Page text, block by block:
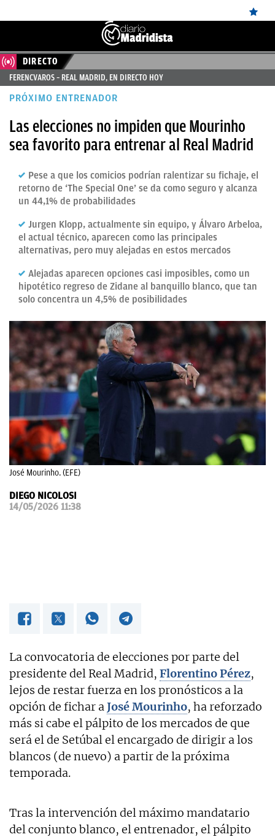
ÚLTIMAS
NOTICIAS
MADRID
BALONCESTO
CANTERA
FICHAJES
DIRECTO
FEMENINO
PAPARAZZI
OKDIARIO
DIRECTO
FERENCVAROS – REAL MADRID, EN DIRECTO HOY
PRÓXIMO ENTRENADOR
Las elecciones no impiden que Mourinho
sea favorito para entrenar al Real Madrid
Pese a que los comicios podrían ralentizar su fichaje, el
retorno de ‘The Special One’ se da como seguro y alcanza
un 44,1% de probabilidades
Jurgen Klopp, actualmente sin equipo, y Álvaro Arbeloa,
el actual técnico, aparecen como las principales
alternativas, pero muy alejadas en estos mercados
Alejadas aparecen opciones casi imposibles, como un
hipotético regreso de Zidane al banquillo blanco, que tan
solo concentra un 4,5% de posibilidades
José Mourinho. (EFE)
DIEGO NICOLOSI
14/05/2026 11:38
La convocatoria de elecciones por parte del
presidente del Real Madrid, Florentino Pérez,
lejos de restar fuerza en los pronósticos a la
opción de fichar aJosé Mourinho, ha reforzado
más si cabe el pálpito de los mercados de que
será el de Setúbal el encargado de dirigir a los
blancos (de nuevo) a partir de la próxima
temporada.
Tras la intervención del máximo mandatario
del conjunto blanco, el entrenador, el pálpito